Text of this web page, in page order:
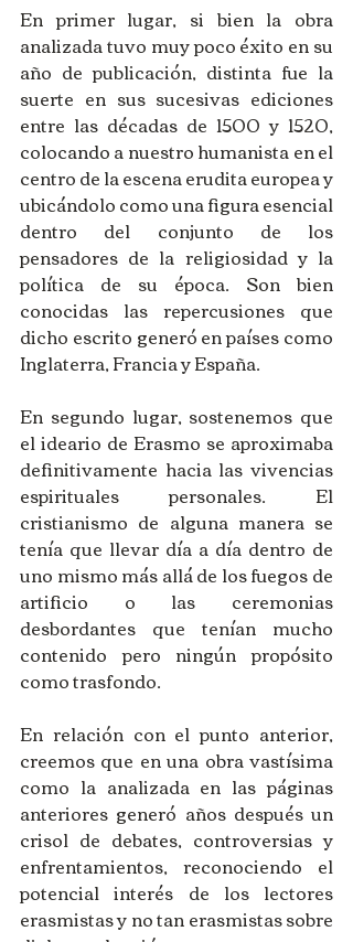
En primer lugar, si bien la obra
analizada tuvo muy poco éxito en su
año de publicación, distinta fue la
suerte en sus sucesivas ediciones
entre las décadas de 1500 y 1520,
colocando a nuestro humanista en el
centro de la escena erudita europea y
ubicándolo como una figura esencial
dentro del conjunto de los
pensadores de la religiosidad y la
política de su época. Son bien
conocidas las repercusiones que
dicho escrito generó en países como
Inglaterra, Francia y España.
En segundo lugar, sostenemos que
el ideario de Erasmo se aproximaba
definitivamente hacia las vivencias
espirituales personales. El
cristianismo de alguna manera se
tenía que llevar día a día dentro de
uno mismo más allá de los fuegos de
artificio o las ceremonias
desbordantes que tenían mucho
contenido pero ningún propósito
como trasfondo.
En relación con el punto anterior,
creemos que en una obra vastísima
como la analizada en las páginas
anteriores generó años después un
crisol de debates, controversias y
enfrentamientos, reconociendo el
potencial interés de los lectores
erasmistas y no tan erasmistas sobre